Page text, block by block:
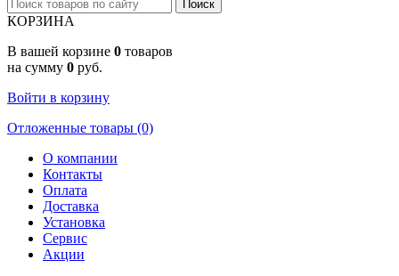
КОРЗИНА
В вашей корзине 0 товаров
на сумму 0 руб.
Войти в корзину
Отложенные товары (0)
О компании
Контакты
Оплата
Доставка
Установка
Сервис
Акции